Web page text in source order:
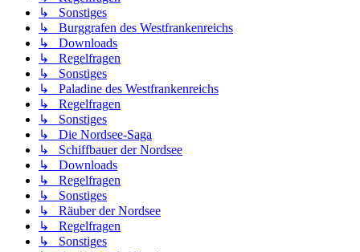
↳ Sonstiges
↳ Burggrafen des Westfrankenreichs
↳ Downloads
↳ Regelfragen
↳ Sonstiges
↳ Paladine des Westfrankenreichs
↳ Regelfragen
↳ Sonstiges
↳ Die Nordsee-Saga
↳ Schiffbauer der Nordsee
↳ Downloads
↳ Regelfragen
↳ Sonstiges
↳ Räuber der Nordsee
↳ Regelfragen
↳ Sonstiges